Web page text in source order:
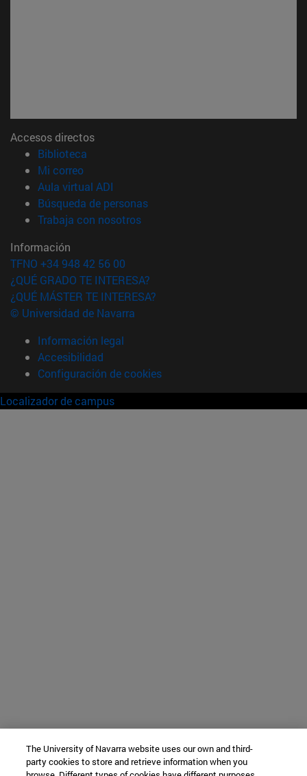
Accesos directos
Biblioteca
Mi correo(abre en nueva ventana)
Aula virtual ADI
Búsqueda de personas(abre en nueva ventana)
Trabaja con nosotros(abre en nueva ventana)
Información
TFNO +34 948 42 56 00
¿QUÉ GRADO TE INTERESA?
¿QUÉ MÁSTER TE INTERESA?
© Universidad de Navarra
Información legal
Accesibilidad
Configuración de cookies
Localizador de campus
The University of Navarra website uses our own and third-
party cookies to store and retrieve information when you